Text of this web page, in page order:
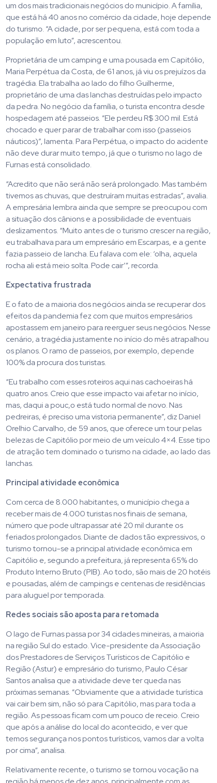
um dos mais tradicionais negócios do município. A família,
que está há 40 anos no comércio da cidade, hoje depende
do turismo. “A cidade, por ser pequena, está com toda a
população em luto”, acrescentou.
Proprietária de um camping e uma pousada em Capitólio,
Maria Perpétua da Costa, de 61 anos, já viu os prejuízos da
tragédia. Ela trabalha ao lado do filho Guilherme,
proprietário de uma das lanchas destruídas pelo impacto
da pedra. No negócio da família, o turista encontra desde
hospedagem até passeios. “Ele perdeu R$ 300 mil. Está
chocado e quer parar de trabalhar com isso (passeios
náuticos)”, lamenta. Para Perpétua, o impacto do acidente
não deve durar muito tempo, já que o turismo no lago de
Furnas está consolidado.
“Acredito que não será não será prolongado. Mas também
tivemos as chuvas, que destruíram muitas estradas”, avalia.
A empresária lembra ainda que sempre se preocupou com
a situação dos cânions e a possibilidade de eventuais
deslizamentos. “Muito antes de o turismo crescer na região,
eu trabalhava para um empresário em Escarpas, e a gente
fazia passeio de lancha. Eu falava com ele: ‘olha, aquela
rocha ali está meio solta. Pode cair’”, recorda.
Expectativa frustrada
E o fato de a maioria dos negócios ainda se recuperar dos
efeitos da pandemia fez com que muitos empresários
apostassem em janeiro para reerguer seus negócios. Nesse
cenário, a tragédia justamente no início do mês atrapalhou
os planos. O ramo de passeios, por exemplo, depende
100% da procura dos turistas.
“Eu trabalho com esses roteiros aqui nas cachoeiras há
quatro anos. Creio que esse impacto vai afetar no início,
mas, daqui a pouc,o está tudo normal de novo. Nas
pedreiras, é preciso uma vistoria permanente”, diz Daniel
Orelhio Carvalho, de 59 anos, que oferece um tour pelas
belezas de Capitólio por meio de um veículo 4×4. Esse tipo
de atração tem dominado o turismo na cidade, ao lado das
lanchas.
Principal atividade econômica
Com cerca de 8.000 habitantes, o município chega a
receber mais de 4.000 turistas nos finais de semana,
número que pode ultrapassar até 20 mil durante os
feriados prolongados. Diante de dados tão expressivos, o
turismo tornou-se a principal atividade econômica em
Capitólio e, segundo a prefeitura, já representa 65% do
Produto Interno Bruto (PIB). Ao todo, são mais de 20 hotéis
e pousadas, além de campings e centenas de residências
para aluguel por temporada.​​
Redes sociais são aposta para retomada
O lago de Furnas passa por 34 cidades mineiras, a maioria
na região Sul do estado. Vice-presidente da Associação
dos Prestadores de Serviços Turísticos de Capitólio e
Região (Astur) e empresário do turismo, Paulo César
Santos analisa que a atividade deve ter queda nas
próximas semanas. “Obviamente que a atividade turística
vai cair bem sim, não só para Capitólio, mas para toda a
região. As pessoas ficam com um pouco de receio. Creio
que após a análise do local do acontecido, e ver que
temos segurança nos pontos turísticos, vamos dar a volta
por cima”, analisa.
Relativamente recente, o turismo se tornou vocação na